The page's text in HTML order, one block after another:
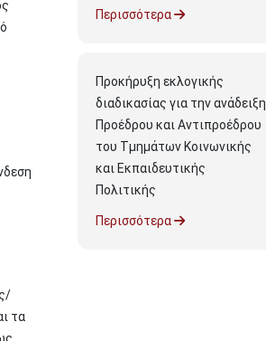
τα
Περισσότερα
Προκήρυξη εκλογικής
διαδικασίας για την ανάδειξη
Προέδρου και Αντιπροέδρου
του Τμημάτων Κοινωνικής
και Εκπαιδευτικής
Πολιτικής
Περισσότερα